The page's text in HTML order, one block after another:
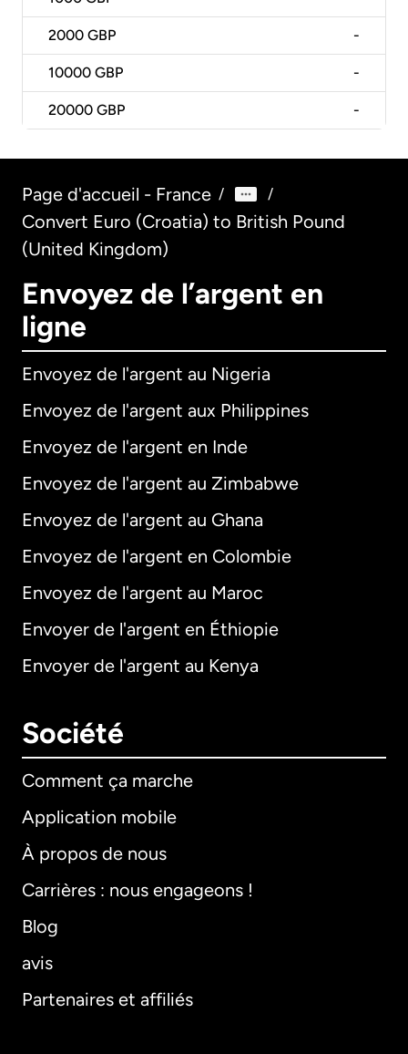
2000 GBP -
10000 GBP -
20000 GBP -
Page d'accueil - France / /
Convert Euro (Croatia) to British Pound
(United Kingdom)
Envoyez de l’argent en
ligne
Envoyez de l'argent au Nigeria
Envoyez de l'argent aux Philippines
Envoyez de l'argent en Inde
Envoyez de l'argent au Zimbabwe
Envoyez de l'argent au Ghana
Envoyez de l'argent en Colombie
Envoyez de l'argent au Maroc
Envoyer de l'argent en Éthiopie
Envoyer de l'argent au Kenya
Société
Comment ça marche
Application mobile
À propos de nous
Carrières : nous engageons !
Blog
avis
Partenaires et affiliés